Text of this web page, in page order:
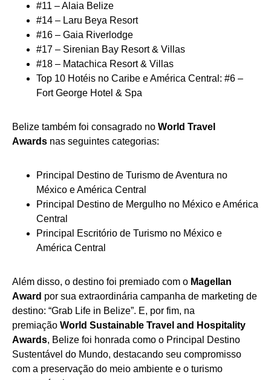
#11 – Alaia Belize
#14 – Laru Beya Resort
#16 – Gaia Riverlodge
#17 – Sirenian Bay Resort & Villas
#18 – Matachica Resort & Villas
Top 10 Hotéis no Caribe e América Central: #6 –
Fort George Hotel & Spa
Belize também foi consagrado no World Travel
Awards nas seguintes categorias:
Principal Destino de Turismo de Aventura no
México e América Central
Principal Destino de Mergulho no México e América
Central
Principal Escritório de Turismo no México e
América Central
Além disso, o destino foi premiado com o Magellan
Award por sua extraordinária campanha de marketing de
destino: “Grab Life in Belize”. E, por fim, na
premiação World Sustainable Travel and Hospitality
Awards, Belize foi honrada como o Principal Destino
Sustentável do Mundo, destacando seu compromisso
com a preservação do meio ambiente e o turismo